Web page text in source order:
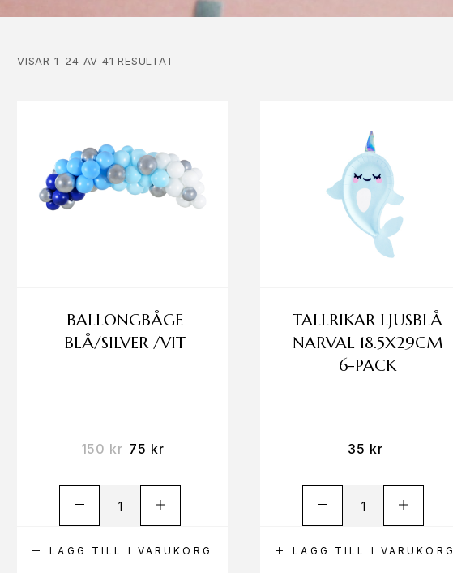
VISAR 1–24 AV 41 RESULTAT
LÄGG TILL I VARUKORG
BALLONGBÅGE
BLÅ/SILVER /VIT
150kr 75 kr
LÄGG TILL I VARUKORG
TALLRIKAR LJUSBLÅ
NARVAL 18.5X29CM
6-PACK
35 kr